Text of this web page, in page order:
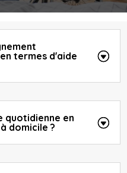
termes d'aide
quotidienne en
domicile ?